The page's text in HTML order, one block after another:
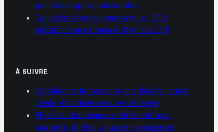
pour des appuis plus stables
Calcul de dépense énergétique : DEJ,
métabolisme de base et NAP sur 24 h
À SUIVRE
Combien de temps dure une douche : durée
idéale, économie d’eau et d’énergie
Muscles abdominaux antéro-latéraux :
anatomie, 4 rôles vitaux et exercices de